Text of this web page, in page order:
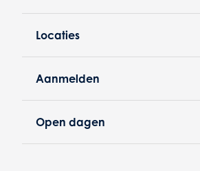
Locaties
Aanmelden
Open dagen